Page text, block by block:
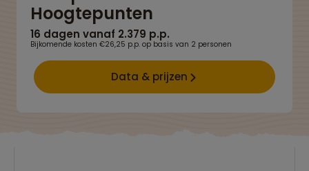
Hoogtepunten
16 dagen vanaf 2.379 p.p.
Bijkomende kosten €26,25 p.p. op basis van 2 personen
Data & prijzen